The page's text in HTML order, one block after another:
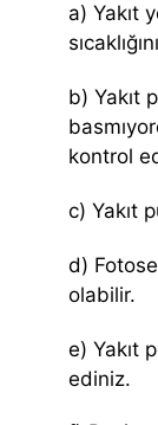
a) Yakıt
b) Yakıt
kontrol
c) Yakıt
d)
olabilir.
e) Yakıt
ediniz.